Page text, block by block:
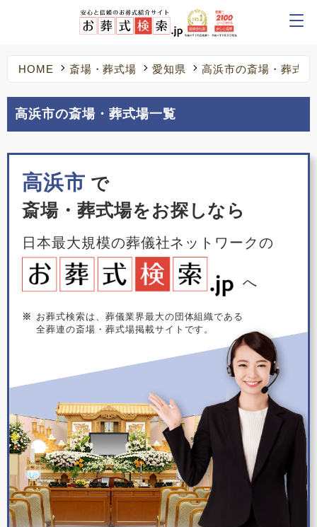
HOME 斎場・葬式場 愛知県 高浜市の斎場・葬式場
高浜市の斎場・葬式場一覧
高浜市 で
斎場・葬式場をお探しなら
日本最大規模の葬儀社ネットワークの
へ
※
お葬式検索は、葬儀業界最大の団体組織である
全葬連の斎場・葬式場掲載サイトです。